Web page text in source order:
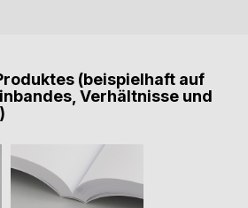
(beispielhaft auf
Verhältnisse und